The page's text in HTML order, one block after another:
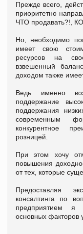
Прежде всего,
приоритетно
ЧТО продавать?!,
Но, необходимо
имеет свою
ресурсов на
взвешенный
доходом также
Ведь именно
поддержание
поддержания
современным
конкурентное
розницей.
При этом хочу
повышения
от тех, которые
Предоставляя
консалтинга по
предприятием я
основных факторов